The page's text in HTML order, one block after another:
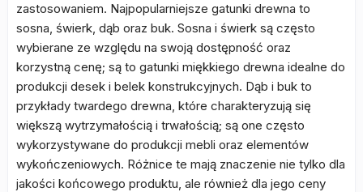
zastosowaniem. Najpopularniejsze gatunki drewna to
sosna, świerk, dąb oraz buk. Sosna i świerk są często
wybierane ze względu na swoją dostępność oraz
korzystną cenę; są to gatunki miękkiego drewna idealne do
produkcji desek i belek konstrukcyjnych. Dąb i buk to
przykłady twardego drewna, które charakteryzują się
większą wytrzymałością i trwałością; są one często
wykorzystywane do produkcji mebli oraz elementów
wykończeniowych. Różnice te mają znaczenie nie tylko dla
jakości końcowego produktu, ale również dla jego ceny